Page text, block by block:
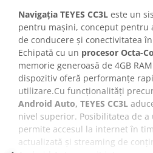
Navigatie universala
Playere auto
Navigatii 2 DIN
Navigatii 1 DIN
Navigatie GPS Portabil
Accesorii navigatii
CarPlay&Android Auto
Navigația TEYES CC3L este un
pentru mașini, conceput pentru
de conducere și conectivitatea
Echipată cu un procesor Octa-
memorie generoasă de 4GB
dispozitiv oferă performanțe
utilizare.Cu funcționalități
Android Auto, TEYES CC3L
nivel superior. Posibilitatea de a
permite accesul la internet în
actualizată și streaming de